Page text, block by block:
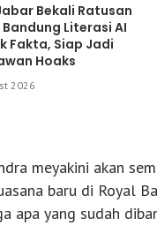
Bekali Ratusan
Literasi AI
Fakta, Siap Jadi
Hoaks
2026
meyakini akan
baru di Royal
apa yang sudah